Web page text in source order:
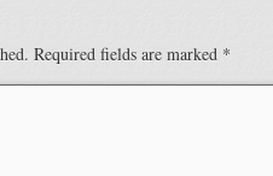
Required fields are marked *